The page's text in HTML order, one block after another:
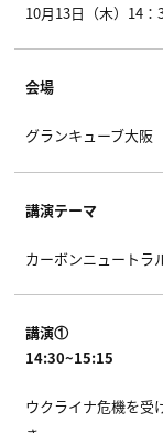
10月13日（木）14：
会場
グランキューブ大
講演テーマ
カーボンニュートラ
講演①
14:30~15:15
ウクライナ危機を受